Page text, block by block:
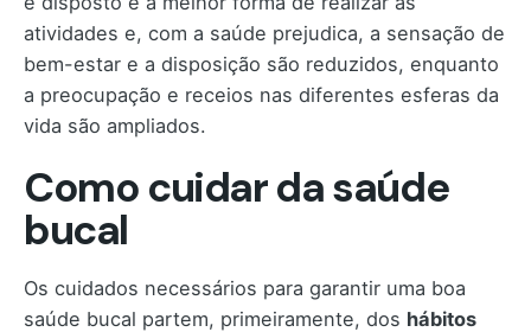
atividades e, com a saúde prejudica, a sensação de
bem-estar e a disposição são reduzidos, enquanto
a preocupação e receios nas diferentes esferas da
vida são ampliados.
Como cuidar da saúde
bucal
Os cuidados necessários para garantir uma boa
saúde bucal partem, primeiramente, dos hábitos